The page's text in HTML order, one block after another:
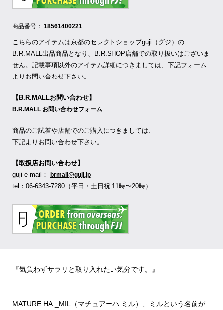
商品番号： 18561400221
こちらのアイテムは京都のセレクトショップguji（グジ）の
B.R.MALL出品商品となり、B.R.SHOP店舗での取り扱いはございま
せん。記載事項以外のアイテム詳細につきましては、下記フォーム
よりお問い合わせ下さい。
【B.R.MALLお問い合わせ】
B.R.MALL お問い合わせフォーム
商品のご試着や店舗でのご購入につきましては、
下記よりお問い合わせ下さい。
【取扱店お問い合わせ】
guji e-mail：
brmail@guji.jp
tel：06-6343-7280（平日・土日祝 11時〜20時）
『気負わずサラリと取り入れたい気分です。』
MATURE HA._MIL（マチュアーハ ミル）、ミルという名前が